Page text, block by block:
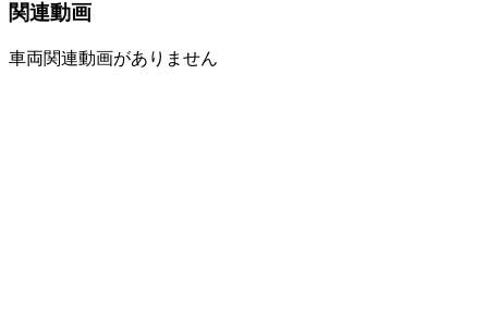
関連動画
車両関連動画がありません